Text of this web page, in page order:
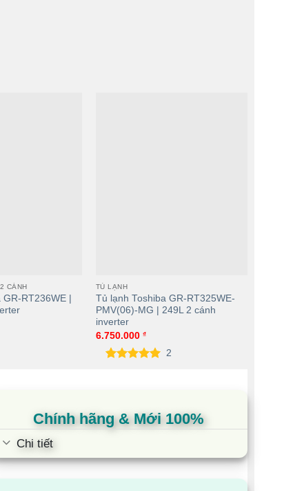
CÁNH
RT236WE |
TỦ LẠNH
Tủ lạnh Toshiba GR-RT325WE-
PMV(06)-MG | 249L 2 cánh
inverter
6.750.000 ₫
2
Chính hãng & Mới 100%
Chi tiết